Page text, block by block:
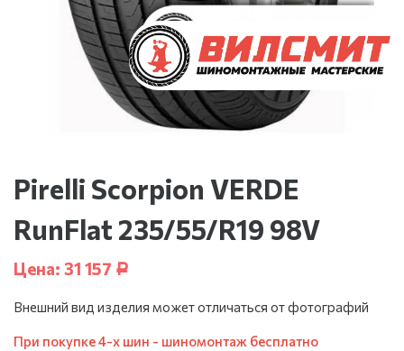
Pirelli Scorpion VERDE
RunFlat 235/55/R19 98V
Цена: 31 157 Р
Внешний вид изделия может отличаться от фотографий
При покупке 4-х шин - шиномонтаж бесплатно